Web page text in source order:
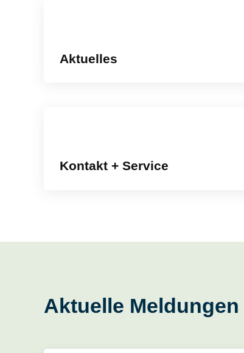
Aktuelles
Kontakt + Service
Aktuelle